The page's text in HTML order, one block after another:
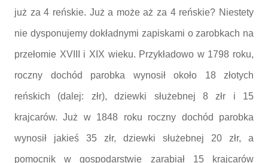
już za 4 reńskie. Już a może aż za 4 reńskie? Niestety
nie dysponujemy dokładnymi zapiskami o zarobkach na
przełomie XVIII i XIX wieku. Przykładowo w 1798 roku,
roczny dochód parobka wynosił około 18 złotych
reńskich (dalej: złr), dziewki służebnej 8 złr i 15
krajcarów. Już w 1848 roku roczny dochód parobka
wynosił jakieś 35 złr, dziewki służebnej 20 złr, a
pomocnik w gospodarstwie zarabiał 15 krajcarów